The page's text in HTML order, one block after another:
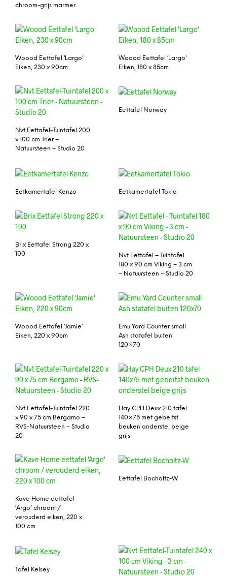
chroom-grijs marmer
Woood Eettafel ‘Largo’
Eiken, 230 x 90cm
Woood Eettafel ‘Largo’
Eiken, 180 x 85cm
Nvt Eettafel-Tuintafel 200
x 100 cm Trier –
Natuursteen – Studio 20
Eettafel Norway
Eetkamertafel Kenzo Eetkamertafel Tokio
Brix Eettafel Strong 220 x
100
Nvt Eettafel – Tuintafel
180 x 90 cm Viking – 3 cm
– Natuursteen – Studio 20
Woood Eettafel ‘Jamie’
Eiken, 220 x 90cm
Emu Yard Counter small
Ash statafel buiten
120×70
Nvt Eettafel-Tuintafel 220
x 90 x 75 cm Bergamo –
RVS-Natuursteen – Studio
20
Hay CPH Deux 210 tafel
140×75 met gebeitst
beuken onderstel beige
grijs
Kave Home eettafel
‘Argo’ chroom /
verouderd eiken, 220 x
100 cm
Eettafel Bocholtz-W
Tafel Kelsey